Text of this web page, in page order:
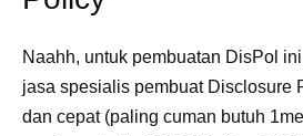
Naahh, untuk pembuatan DisPol
jasa spesialis pembuat Disclosure
dan cepat (paling cuman butuh